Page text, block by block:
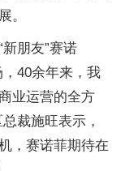
。
朋友”赛诺
40余年来，我
业运营的全方
裁施旺表示，
，赛诺菲期待在